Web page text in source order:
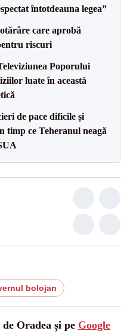
întotdeauna legea”
care aprobă
riscuri
Poporului
luate în această
de pace dificile și
timp ce Teheranul neagă
bolojan
Oradea și pe Google